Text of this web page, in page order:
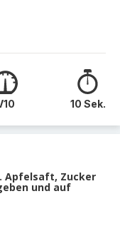
10 Sek.
Apfelsaft, Zucker
und auf